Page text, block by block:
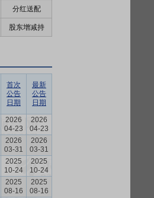
分红送配
股东增减持
首次
公告
日期
最新
公告
日期
2026
04-23
2026
04-23
2026
03-31
2026
03-31
2025
10-24
2025
10-24
2025
08-16
2025
08-16